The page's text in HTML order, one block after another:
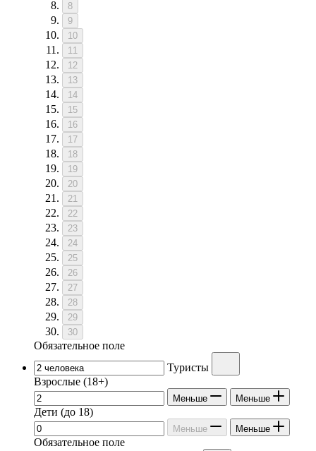
8
9
10
11
12
13
14
15
16
17
18
19
20
21
22
23
24
25
26
27
28
29
30
Обязательное поле
Туристы
Взрослые (18+)
Меньше Меньше
Дети (до 18)
Меньше Меньше
Обязательное поле